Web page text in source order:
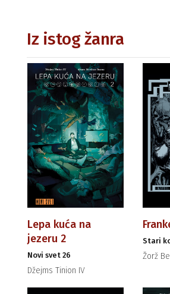
Iz istog žanra
Lepa kuća na
jezeru 2
Novi svet 26
Džejms Tinion IV
Stari
Žorž